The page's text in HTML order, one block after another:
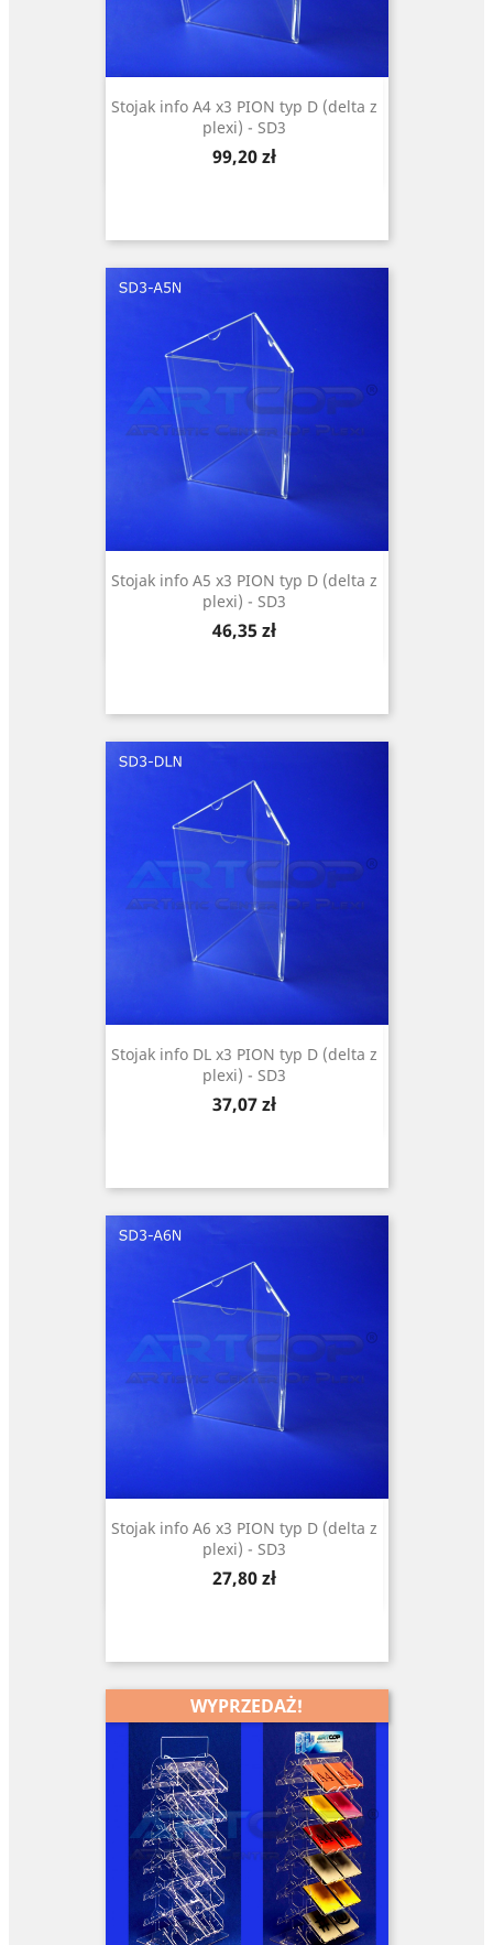
Stojak info A4 x3 PION typ D (delta z
plexi) - SD3
Cena
99,20 zł
Stojak info A5 x3 PION typ D (delta z
plexi) - SD3
Cena
46,35 zł
Stojak info DL x3 PION typ D (delta z
plexi) - SD3
Cena
37,07 zł
Stojak info A6 x3 PION typ D (delta z
plexi) - SD3
Cena
27,80 zł
WYPRZEDAŻ!